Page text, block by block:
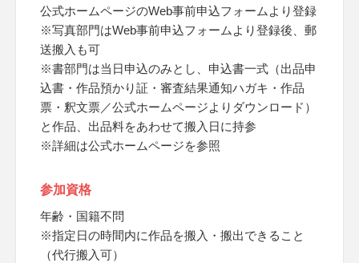
公式ホームページのWeb事前申込フォームより登録
※写真部門はWeb事前申込フォームより登録後、郵
送搬入も可
※書部門は当日申込のみとし、申込書一式（出品申
込書・作品預かり証・審査結果通知ハガキ・作品
票・釈文票／公式ホームページよりダウンロード）
と作品、出品料をあわせて搬入日に持参
※詳細は公式ホームページを参照
参加資格
年齢・国籍不問
※指定日の時間内に作品を搬入・搬出できること
（代行搬入可）